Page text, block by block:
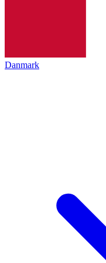
Danmark